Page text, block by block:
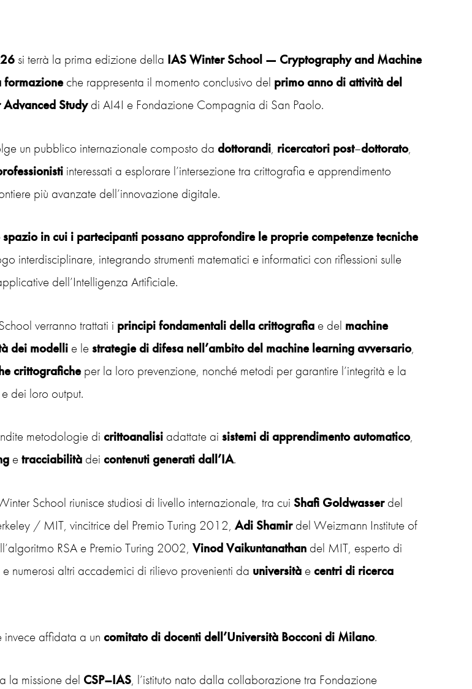
si terrà la prima edizione della IAS Winter School — Cryptography and Machine
formazioneche rappresenta il momento conclusivo del primo anno di attività del
Advanced Studydi AI4I e Fondazione Compagnia di San Paolo.
un pubblico internazionale composto da dottorandi, ricercatori post–dottorato,
interessati a esplorare l’intersezione tra crittografia e apprendimento
più avanzate dell’innovazione digitale.
in cui i partecipanti possano approfondire le proprie competenze tecniche
interdisciplinare, integrando strumenti matematici e informatici con riflessioni sulle
dell’Intelligenza Artificiale.
verranno trattati i principi fondamentali della crittografiae del machine
dei modellie lestrategie di difesa nell’ambito del machine learning avversario,
crittograficheper la loro prevenzione, nonché metodi per garantire l’integrità e la
dei loro output.
metodologie di crittoanalisiadattate ai sistemi di apprendimento automatico,
etracciabilitàdei contenuti generati dall’IA.
School riunisce studiosi di livello internazionale, tra cui Shafi Goldwasserdel
/ MIT, vincitrice del Premio Turing 2012, Adi Shamirdel Weizmann Institute of
RSA e Premio Turing 2002, Vinod Vaikuntanathandel MIT, esperto di
numerosi altri accademici di rilievo provenienti da universitàecentri di ricerca
invece affidata a un comitato di docenti dell’Università Bocconi di Milano.
la missione del CSP–IAS, l’istituto nato dalla collaborazione tra Fondazione